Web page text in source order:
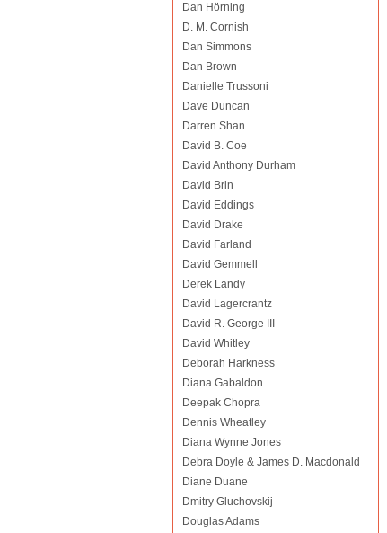
Dan Hörning
D. M. Cornish
Dan Simmons
Dan Brown
Danielle Trussoni
Dave Duncan
Darren Shan
David B. Coe
David Anthony Durham
David Brin
David Eddings
David Drake
David Farland
David Gemmell
Derek Landy
David Lagercrantz
David R. George III
David Whitley
Deborah Harkness
Diana Gabaldon
Deepak Chopra
Dennis Wheatley
Diana Wynne Jones
Debra Doyle & James D. Macdonald
Diane Duane
Dmitry Gluchovskij
Douglas Adams